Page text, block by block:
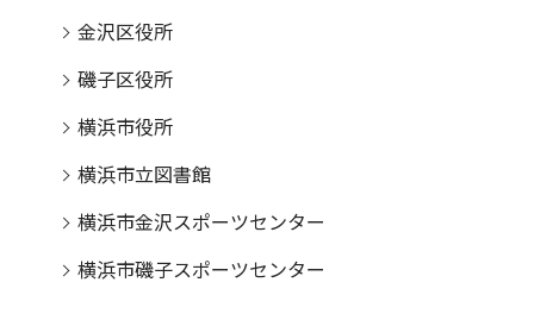
金沢区役所
磯子区役所
横浜市役所
横浜市立図書館
横浜市金沢スポーツセンター
横浜市磯子スポーツセンター